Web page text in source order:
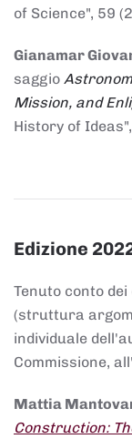
of Science", 59
Gianamar
saggio
Mission, and
History of
Edizione
Tenuto conto
(struttura
individuale
Commissione,
Mattia
Construction: